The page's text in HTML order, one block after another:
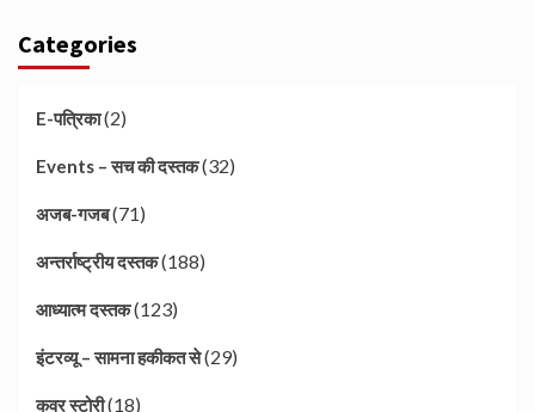
Categories
E-पत्रिका(2)
Events – सच की दस्तक(32)
अजब-गजब(71)
अन्तर्राष्ट्रीय दस्तक(188)
आध्यात्म दस्तक(123)
इंटरव्यू – सामना हकीकत से(29)
कवर स्टोरी(18)